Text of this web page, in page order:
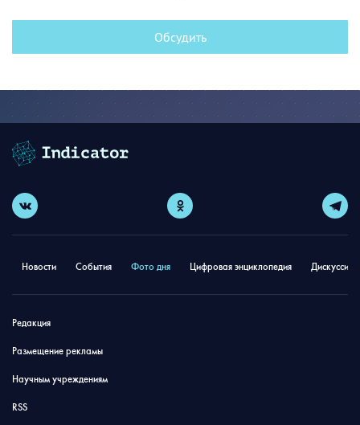
Обсудить
Новости События Фото дня Цифровая энциклопедия
Редакция
Размещение рекламы
Научным учреждениям
RSS